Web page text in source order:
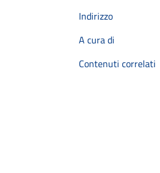
Indirizzo
A cura di
Contenuti correlati